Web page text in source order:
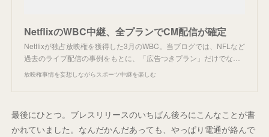
NetflixのWBC中継、全プランでCM配信が確定
Netflixが独占放映権を獲得した3月のWBC。当ブログでは、NFLなど
過去のライブ配信の事例をもとに、「広告つきプラン」だけでな…
放映権事情を妄想しながらスポーツ中継を楽しむ
最後にひとつ。ブレスリリースのいちばん後ろにこんなことが書
かれていました。なんだかんだあっても、やっぱり電通が絡んで